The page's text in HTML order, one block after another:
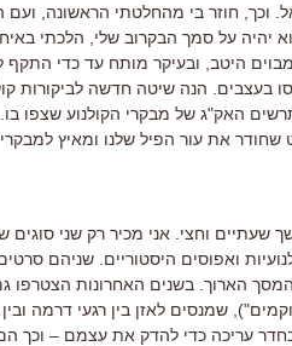
וכך, חוזר בי מהחלטתי הראשונה,
יהיה על סמך הבקרוב שלי, הלכתי
היטב, ובעיקר מותח עד כדי
בעצבים. הנה שיטה חדשה לביקורות
האק"ג של מבקרי הקולנוע שצפו בו.
את עור הפיל שלנו ומאיץ
שעתיים וחצי. אני מכיר רק שני
ואפוסים היסטוריים. שניהם
המסך הארוך. בשנים האחרונות הצטרפו
שמנסים לאזן בין רגעי דרמה
עריכה כדי להדק את עצמם – וכך